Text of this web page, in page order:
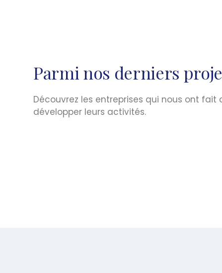
Parmi nos derniers
Découvrez les entreprises qui nous ont
développer leurs activités.